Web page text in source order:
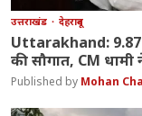
उत्तराखंड देहरादून
Uttarakhand: 9.87
की सौगात, CM धामी
Mohan